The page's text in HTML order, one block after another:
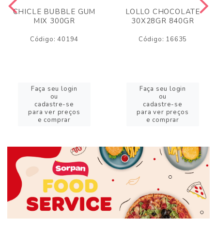
CHICLE BUBBLE GUM
MIX 300GR
Código: 40194
Faça seu login
ou
cadastre-se
para ver preços
e comprar
LOLLO CHOCOLATE
30X28GR 840GR
Código: 16635
Faça seu login
ou
cadastre-se
para ver preços
e comprar